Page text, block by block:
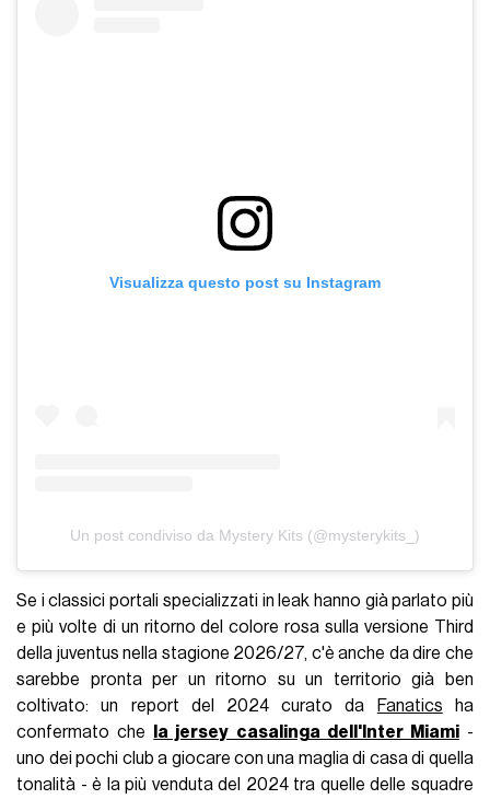
Visualizza questo post su Instagram
Un post condiviso da Mystery Kits (@mysterykits_)
Se i classici portali specializzati in leak hanno già parlato più
e più volte di un ritorno del colore rosa sulla versione Third
della juventus nella stagione 2026/27, c'è anche da dire che
sarebbe pronta per un ritorno su un territorio già ben
coltivato: un report del 2024 curato da
Fanatics ha
confermato che
la jersey casalinga dell'Inter Miami-
uno dei pochi club a giocare con una maglia di casa di quella
tonalità - è la più venduta del 2024 tra quelle delle squadre